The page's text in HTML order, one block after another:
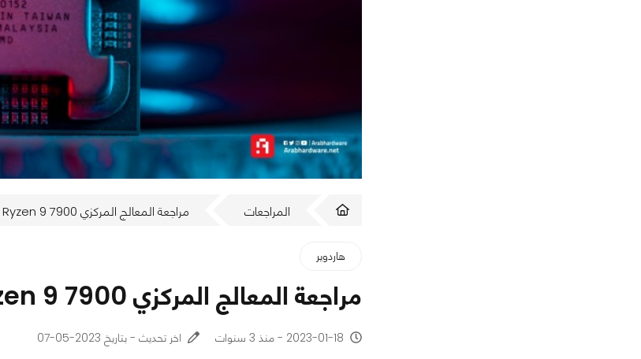
المراجعات مراجعة المعالج المركزي AMD Ryzen 9 7900
هاردوير
مراجعة المعالج المركزي AMD Ryzen 9 7900
2023-01-18 - منذ 3 سنوات اخر تحديث - بتاريخ 2023-05-07